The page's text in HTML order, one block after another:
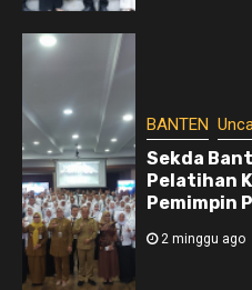
BANTEN
Sekda
Pelatihan
Pemimpin
2 minggu ago